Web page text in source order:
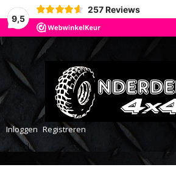
9,5
257 Reviews
Inloggen Registreren